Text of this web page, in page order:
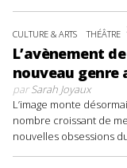
CULTURE & ARTS THÉÂTRE
L’avènement
nouveau genre
parSarah Joyaux
L’image monte
nombre croissant de
nouvelles obsessions